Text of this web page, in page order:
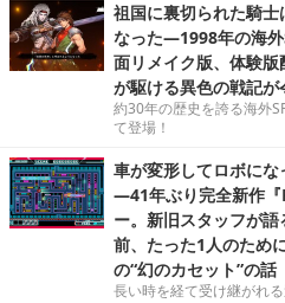
祖国に裏切られた騎
なった―1998年の海外
面リメイク版、体験
が駆ける異色の戦記が
約30年の歴史を誇る海外
て登場！
車が変形してロボに
―41年ぶり完全新作『
ー。新旧スタッフが
前、たった1人のため
の“幻のカセット”の話
長い時を経て受け継がれ